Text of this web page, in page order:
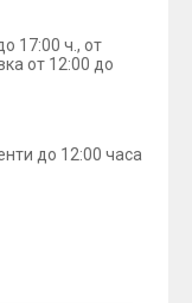
17:00 ч., от
от 12:00 до
до 12:00 часа